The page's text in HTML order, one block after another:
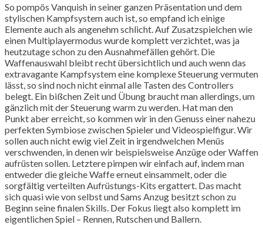
So pompös Vanquish in seiner ganzen Präsentation und dem
stylischen Kampfsystem auch ist, so empfand ich einige
Elemente auch als angenehm schlicht. Auf Zusatzspielchen wie
einen Multiplayermodus wurde komplett verzichtet, was ja
heutzutage schon zu den Ausnahmefällen gehört. Die
Waffenauswahl bleibt recht übersichtlich und auch wenn das
extravagante Kampfsystem eine komplexe Steuerung vermuten
lässt, so sind noch nicht einmal alle Tasten des Controllers
belegt. Ein bißchen Zeit und Übung braucht man allerdings, um
gänzlich mit der Steuerung warm zu werden. Hat man den
Punkt aber erreicht, so kommen wir in den Genuss einer nahezu
perfekten Symbiose zwischen Spieler und Videospielfigur. Wir
sollen auch nicht ewig viel Zeit in irgendwelchen Menüs
verschwenden, in denen wir beispielsweise Anzüge oder Waffen
aufrüsten sollen. Letztere pimpen wir einfach auf, indem man
entweder die gleiche Waffe erneut einsammelt, oder die
sorgfältig verteilten Aufrüstungs-Kits ergattert. Das macht
sich quasi wie von selbst und Sams Anzug besitzt schon zu
Beginn seine finalen Skills. Der Fokus liegt also komplett im
eigentlichen Spiel – Rennen, Rutschen und Ballern.